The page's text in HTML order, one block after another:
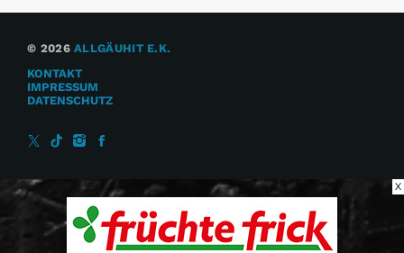
© 2026ALLGÄUHIT E.K.
KONTAKT
IMPRESSUM
DATENSCHUTZ
X